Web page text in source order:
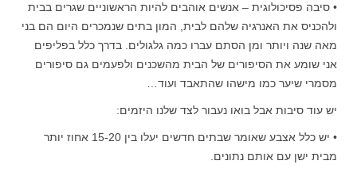
• סיבה פסיכולוגית – אנשים אוהבים להיות הראשוניים שגרים בבית
ולהכניס את האנרגיה שלהם לבית, המון בתים שנמכרים היום הם בני
מאה שנה ויותר ומן הסתם עברו כמה גלגולים. בדרך כלל בפליפים
אני שומע את הסיפורים של הבית מהשכנים ולפעמים גם סיפורים
מסמרי שיער כמו מישהו שהתאבד ועוד…
יש עוד סיבות אבל בואו נעבור לצד שלנו היזמים:
• יש כלל אצבע שאומר שבתים חדשים יעלו בין 15-20 אחוז יותר
מבית ישן עם אותם נתונים.